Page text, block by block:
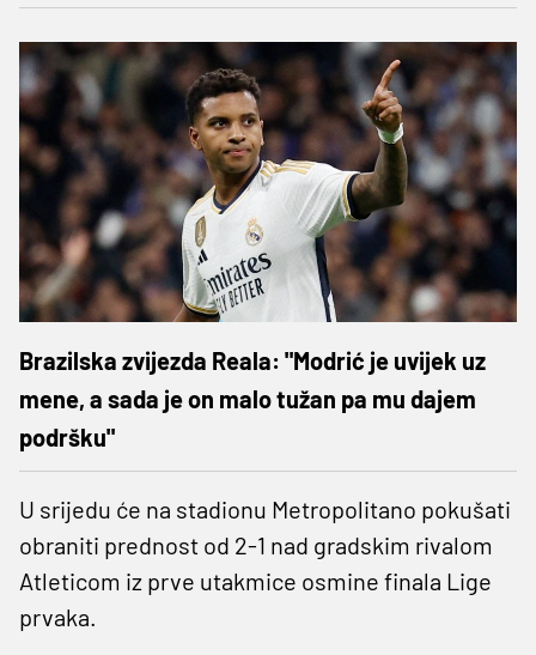
Brazilska zvijezda Reala: "Modrić je uvijek uz
mene, a sada je on malo tužan pa mu dajem
podršku"
U srijedu će na stadionu Metropolitano pokušati
obraniti prednost od 2-1 nad gradskim rivalom
Atleticom iz prve utakmice osmine finala Lige
prvaka.